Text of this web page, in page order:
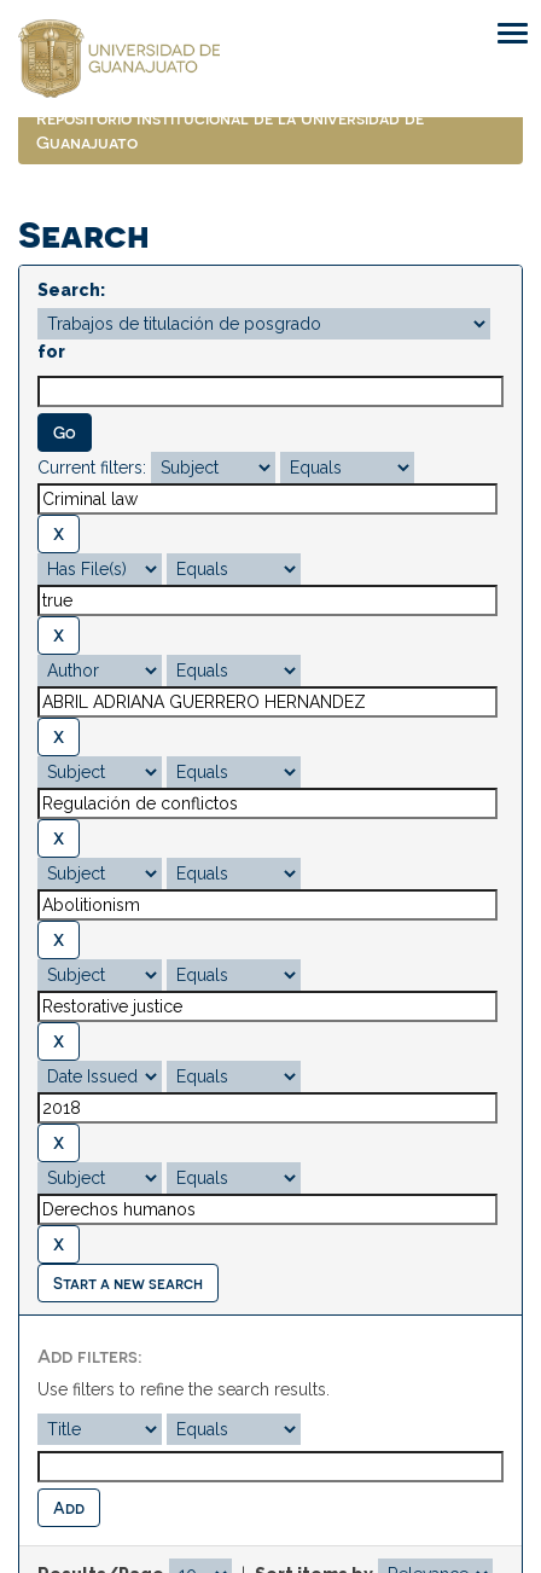
navigation
Repositorio Institucional de la Universidad de
Guanajuato
Search
Search:
for
Current filters:
Start a new search
Add filters:
Use filters to refine the search results.